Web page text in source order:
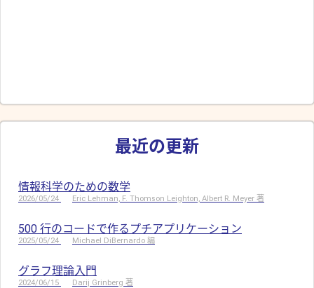
最近の更新
情報科学のための数学
2026/05/24 Eric Lehman, F. Thomson Leighton, Albert R. Meyer 著
500 行のコードで作るプチアプリケーション
2025/05/24 Michael DiBernardo 編
グラフ理論入門
2024/06/15 Darij Grinberg 著